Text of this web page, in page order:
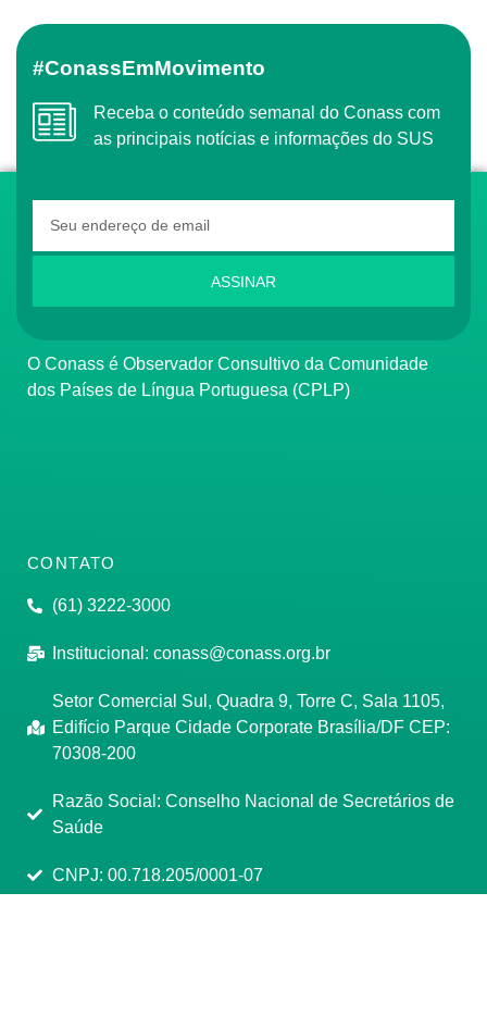
#ConassEmMovimento
Receba o conteúdo semanal do Conass com
as principais notícias e informações do SUS
ASSINAR
O Conass é Observador Consultivo da Comunidade
dos Países de Língua Portuguesa (CPLP)
CONTATO
(61) 3222-3000
Institucional: conass@conass.org.br
Setor Comercial Sul, Quadra 9, Torre C, Sala 1105,
Edifício Parque Cidade Corporate Brasília/DF CEP:
70308-200
Razão Social: Conselho Nacional de Secretários de
Saúde
CNPJ: 00.718.205/0001-07